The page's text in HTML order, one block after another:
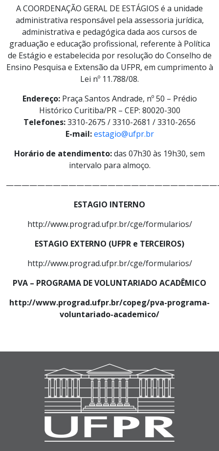
A COORDENAÇÃO GERAL DE ESTÁGIOS é a unidade
administrativa responsável pela assessoria jurídica,
administrativa e pedagógica dada aos cursos de
graduação e educação profissional, referente à Política
de Estágio e estabelecida por resolução do Conselho de
Ensino Pesquisa e Extensão da UFPR, em cumprimento à
Lei nº 11.788/08.
Endereço: Praça Santos Andrade, nº 50 – Prédio
Histórico Curitiba/PR – CEP: 80020-300
Telefones:3310-2675 / 3310-2681 / 3310-2656
E-mail:estagio@ufpr.br
Horário de atendimento:das 07h30 às 19h30, sem
intervalo para almoço.
ESTAGIO INTERNO
http://www.prograd.ufpr.br/cge/formularios/
ESTAGIO EXTERNO (UFPR e TERCEIROS)
http://www.prograd.ufpr.br/cge/formularios/
PVA – PROGRAMA DE VOLUNTARIADO ACADÊMICO
http://www.prograd.ufpr.br/copeg/pva-programa-
voluntariado-academico/